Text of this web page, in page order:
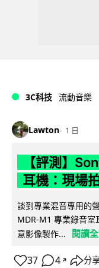
3C科技 流動音樂
Lawton 1 日
【評測】
耳機：現場
談到專業混音專用的
MDR-M1 專業錄音室
意影像製作...
閱讀
37 4 ↗ 分